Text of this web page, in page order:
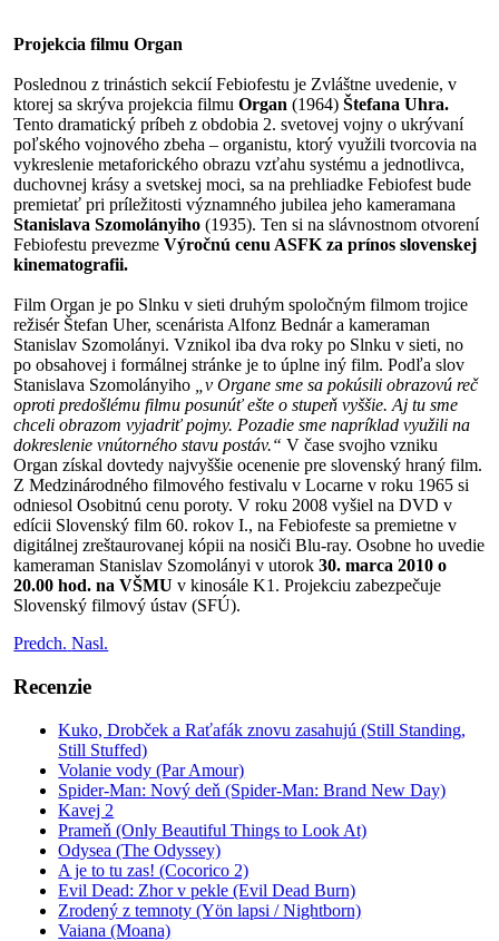
Projekcia filmu Organ
Poslednou z trinástich sekcií Febiofestu je Zvláštne uvedenie, v
ktorej sa skrýva projekcia filmuOrgan (1964)Štefana Uhra.
Tento dramatický príbeh z obdobia 2. svetovej vojny o ukrývaní
poľského vojnového zbeha – organistu, ktorý využili tvorcovia na
vykreslenie metaforického obrazu vzťahu systému a jednotlivca,
duchovnej krásy a svetskej moci, sa na prehliadke Febiofest bude
premietať pri príležitosti významného jubilea jeho kameramana
Stanislava Szomolányiho (1935). Ten si na slávnostnom otvorení
Febiofestu prevezme Výročnú cenu ASFK za prínos slovenskej
kinematografii.
Film Organ je po Slnku v sieti druhým spoločným filmom trojice
režisér Štefan Uher, scenárista Alfonz Bednár a kameraman
Stanislav Szomolányi. Vznikol iba dva roky po Slnku v sieti, no
po obsahovej i formálnej stránke je to úplne iný film. Podľa slov
Stanislava Szomolányiho „v Organe sme sa pokúsili obrazovú reč
oproti predošlému filmu posunúť ešte o stupeň vyššie. Aj tu sme
chceli obrazom vyjadriť pojmy. Pozadie sme napríklad využili na
dokreslenie vnútorného stavu postáv.“V čase svojho vzniku
Organ získal dovtedy najvyššie ocenenie pre slovenský hraný film.
Z Medzinárodného filmového festivalu v Locarne v roku 1965 si
odniesol Osobitnú cenu poroty. V roku 2008 vyšiel na DVD v
edícii Slovenský film 60. rokov I., na Febiofeste sa premietne v
digitálnej zreštaurovanej kópii na nosiči Blu-ray. Osobne ho uvedie
kameraman Stanislav Szomolányi v utorok30. marca 2010 o
20.00 hod. na VŠMUv kinosále K1. Projekciu zabezpečuje
Slovenský filmový ústav (SFÚ).
Predch. Nasl.
Recenzie
Kuko, Drobček a Raťafák znovu zasahujú (Still Standing,
Still Stuffed)
Volanie vody (Par Amour)
Spider-Man: Nový deň (Spider-Man: Brand New Day)
Kavej 2
Prameň (Only Beautiful Things to Look At)
Odysea (The Odyssey)
A je to tu zas! (Cocorico 2)
Evil Dead: Zhor v pekle (Evil Dead Burn)
Zrodený z temnoty (Yön lapsi / Nightborn)
Vaiana (Moana)